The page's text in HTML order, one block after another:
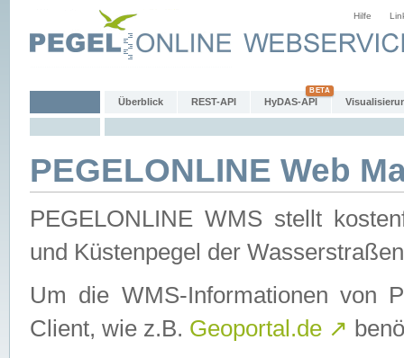
Hilfe
Überblick REST-API HyDAS-API
PEGELONLINE Web
PEGELONLINE WMS stellt
und Küstenpegel der
Um die WMS-Informationen von
Client, wie z.B. Geoportal.de ↗